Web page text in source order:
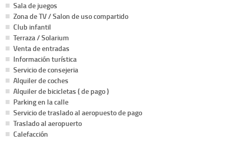
Sala de juegos
Zona de TV / Salon de uso compartido
Club infantil
Terraza / Solarium
Venta de entradas
Información turística
Servicio de consejeria
Alquiler de coches
Alquiler de bicicletas ( de pago )
Parking en la calle
Servicio de traslado al aeropuesto de pago
Traslado al aeropuerto
Calefacción